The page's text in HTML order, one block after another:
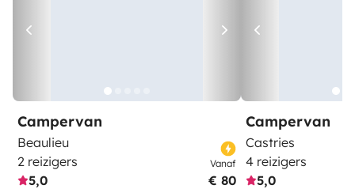
Campervan
Beaulieu
2 reizigers
5,0
Vanaf
€ 80
Campervan
Castries
4 reizigers
5,0